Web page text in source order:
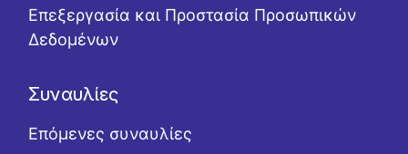
Επεξεργασία και Προστασία Προσωπικών
Δεδομένων
Συναυλίες
Επόμενες συναυλίες